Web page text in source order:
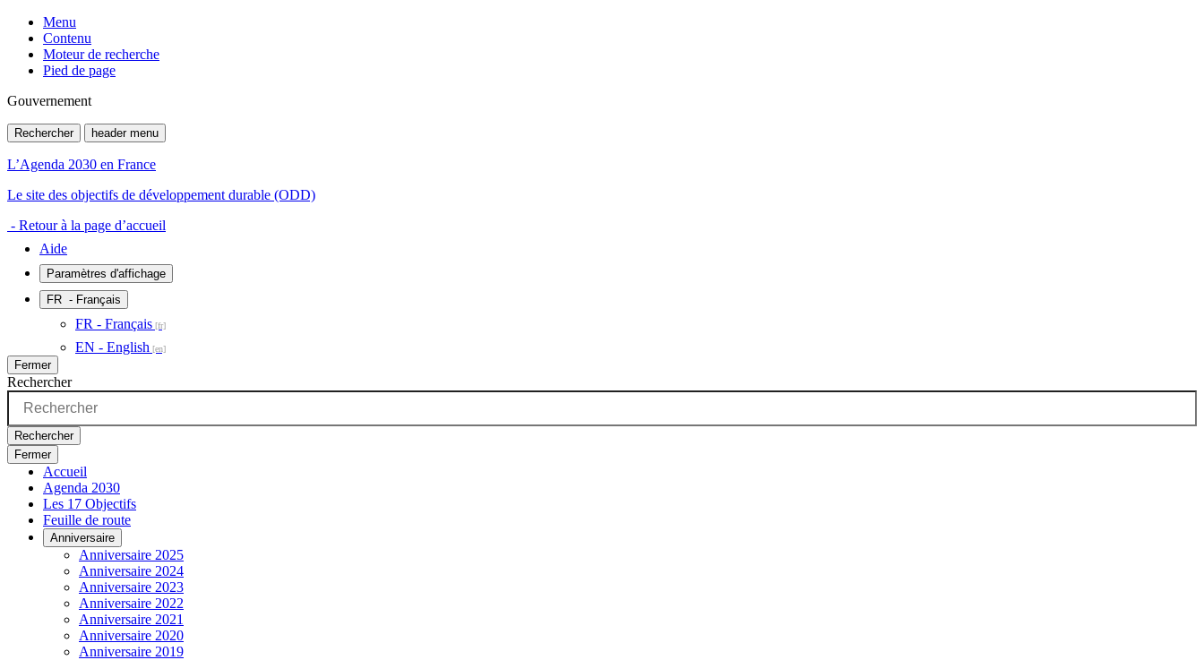
Menu
Contenu
Moteur de recherche
Pied de page
Gouvernement
Rechercher header menu
L’Agenda 2030 en France
Le site des objectifs de développement durable (ODD)
- Retour à la page d’accueil
Aide
Paramètres d'affichage
FR - Français
FR - Français
EN - English
Fermer
Rechercher
Rechercher
Fermer
Accueil
Agenda 2030
Les 17 Objectifs
Feuille de route
Anniversaire
Anniversaire 2025
Anniversaire 2024
Anniversaire 2023
Anniversaire 2022
Anniversaire 2021
Anniversaire 2020
Anniversaire 2019